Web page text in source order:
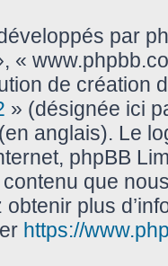
par
«
de création
» (désignée ici
(en anglais). Le
phpBB
que
plus
https://